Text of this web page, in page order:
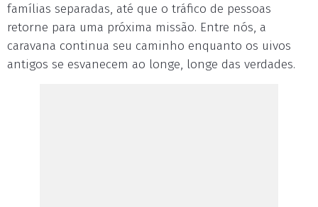
famílias separadas, até que o tráfico de pessoas
retorne para uma próxima missão. Entre nós, a
caravana continua seu caminho enquanto os uivos
antigos se esvanecem ao longe, longe das verdades.